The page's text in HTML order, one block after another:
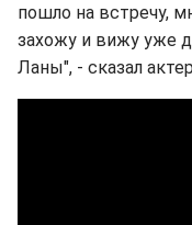
пошло на встречу,
захожу и вижу уже
Ланы", - сказал